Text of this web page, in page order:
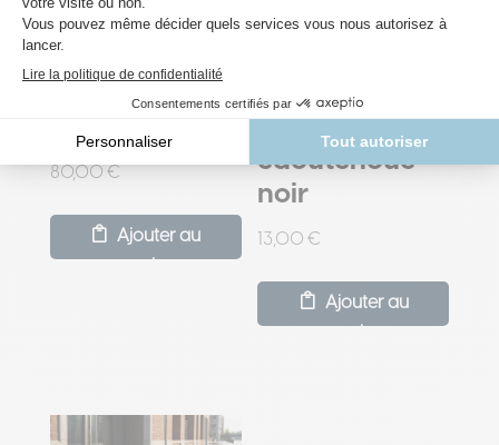
Obturateur
80,00 €
Ajouter au
Lot de 4
bouchons en
caoutchouc
noir
13,00€
Ajouter au